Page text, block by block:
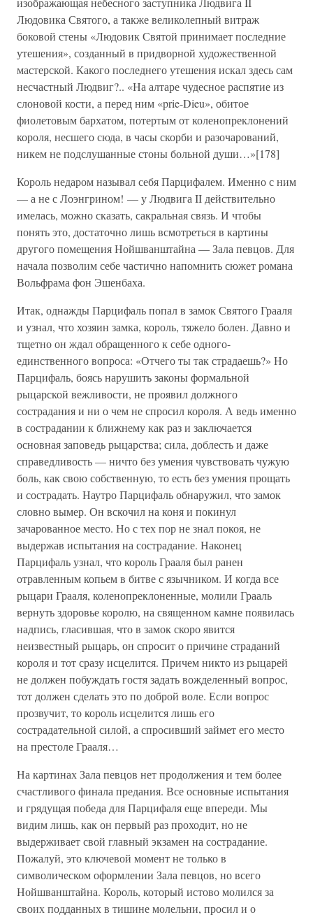
Людовика Святого, а также великолепный витраж
боковой стены «Людовик Святой принимает последние
утешения», созданный в придворной художественной
мастерской. Какого последнего утешения искал здесь сам
несчастный Людвиг?.. «На алтаре чудесное распятие из
слоновой кости, а перед ним «prie-Dieu», обитое
фиолетовым бархатом, потертым от коленопреклонений
короля, несшего сюда, в часы скорби и разочарований,
никем не подслушанные стоны больной души…»[178]
Король недаром называл себя Парцифалем. Именно с ним
— а не с Лоэнгрином! — у Людвига II действительно
имелась, можно сказать, сакральная связь. И чтобы
понять это, достаточно лишь всмотреться в картины
другого помещения Нойшванштайна — Зала певцов. Для
начала позволим себе частично напомнить сюжет романа
Вольфрама фон Эшенбаха.
Итак, однажды Парцифаль попал в замок Святого Грааля
и узнал, что хозяин замка, король, тяжело болен. Давно и
тщетно он ждал обращенного к себе одного-
единственного вопроса: «Отчего ты так страдаешь?» Но
Парцифаль, боясь нарушить законы формальной
рыцарской вежливости, не проявил должного
сострадания и ни о чем не спросил короля. А ведь именно
в сострадании к ближнему как раз и заключается
основная заповедь рыцарства; сила, доблесть и даже
справедливость — ничто без умения чувствовать чужую
боль, как свою собственную, то есть без умения прощать
и сострадать. Наутро Парцифаль обнаружил, что замок
словно вымер. Он вскочил на коня и покинул
зачарованное место. Но с тех пор не знал покоя, не
выдержав испытания на сострадание. Наконец
Парцифаль узнал, что король Грааля был ранен
отравленным копьем в битве с язычником. И когда все
рыцари Грааля, коленопреклоненные, молили Грааль
вернуть здоровье королю, на священном камне появилась
надпись, гласившая, что в замок скоро явится
неизвестный рыцарь, он спросит о причине страданий
короля и тот сразу исцелится. Причем никто из рыцарей
не должен побуждать гостя задать вожделенный вопрос,
тот должен сделать это по доброй воле. Если вопрос
прозвучит, то король исцелится лишь его
сострадательной силой, а спросивший займет его место
на престоле Грааля…
На картинах Зала певцов нет продолжения и тем более
счастливого финала предания. Все основные испытания
и грядущая победа для Парцифаля еще впереди. Мы
видим лишь, как он первый раз проходит, но не
выдерживает свой главный экзамен на сострадание.
Пожалуй, это ключевой момент не только в
символическом оформлении Зала певцов, но всего
Нойшванштайна. Король, который истово молился за
своих подданных в тишине молельни, просил и о